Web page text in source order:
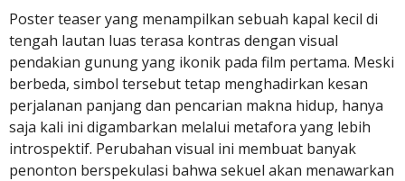
Poster teaser yang menampilkan sebuah kapal kecil di
tengah lautan luas terasa kontras dengan visual
pendakian gunung yang ikonik pada film pertama. Meski
berbeda, simbol tersebut tetap menghadirkan kesan
perjalanan panjang dan pencarian makna hidup, hanya
saja kali ini digambarkan melalui metafora yang lebih
introspektif. Perubahan visual ini membuat banyak
penonton berspekulasi bahwa sekuel akan menawarkan